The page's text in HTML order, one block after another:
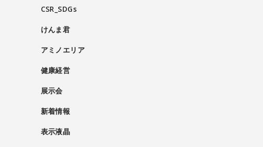
CSR_SDGs
けんま君
アミノエリア
健康経営
展示会
新着情報
表示液晶